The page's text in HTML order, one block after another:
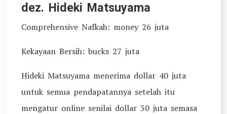
dez. Hideki Matsuyama
Comprehensive Nafkah: money 26 juta
Kekayaan Bersih: bucks 27 juta
Hideki Matsuyama menerima dollar 40 juta
untuk semua pendapatannya setelah itu
mengatur online senilai dollar 30 juta semasa